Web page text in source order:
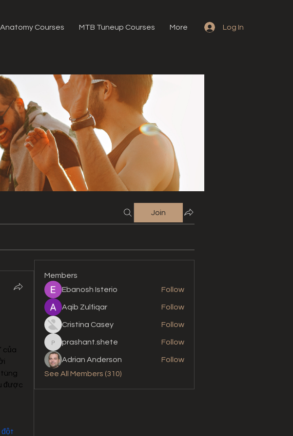
Courses MTB Tuneup Courses More Log In
Join
của
tùng
được
đột
Members
Ebanosh Isterio
Follow
Aqib Zulfiqar Follow
Cristina Casey Follow
prashant.shete
prashant.shete Follow
Adrian Anderson
Follow
See All Members (310)